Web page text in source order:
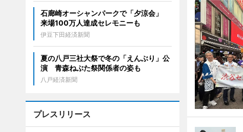
石廊崎オーシャンパークで「夕涼会」
来場100万人達成セレモニーも
伊豆下田経済新聞
夏の八戸三社大祭で冬の「えんぶり」公
演 青森ねぶた祭関係者の姿も
八戸経済新聞
プレスリリース